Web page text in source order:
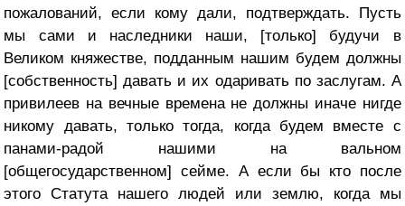
пожалований, если кому дали, подтверждать. Пусть
мы сами и наследники наши, [только] будучи в
Великом княжестве, подданным нашим будем должны
[собственность] давать и их одаривать по заслугам. А
привилеев на вечные времена не должны иначе нигде
никому давать, только тогда, когда будем вместе с
панами-радой нашими на вальном
[общегосударственном] сейме. А если бы кто после
этого Статута нашего людей или землю, когда мы